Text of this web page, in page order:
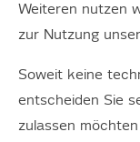
Stromnetz Berlin
mit 150,9
Ergebnis erzielen.
367 Millionen
Weiteren nutzen
zur Nutzung
Soweit keine
entscheiden Sie
zulassen